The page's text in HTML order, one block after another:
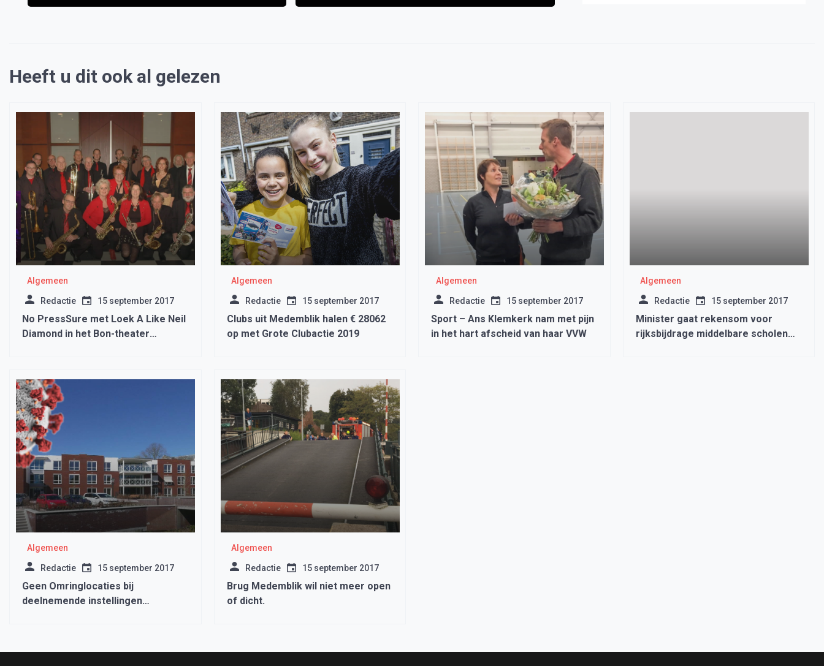
Heeft u dit ook al gelezen
Algemeen
Redactie 15 september 2017
No PressSure met Loek A Like Neil
Diamond in het Bon-theater
Algemeen
Redactie 15 september 2017
Clubs uit Medemblik halen € 28062
op met Grote Clubactie 2019
Algemeen
Redactie 15 september 2017
Sport – Ans Klemkerk nam met pijn
in het hart afscheid van haar VVW
Algemeen
Redactie 15 september 2017
Minister gaat rekensom voor
rijksbijdrage middelbare scholen
Algemeen
Redactie 15 september 2017
Geen Omringlocaties bij
deelnemende instellingen
Algemeen
Redactie 15 september 2017
Brug Medemblik wil niet meer open
of dicht.